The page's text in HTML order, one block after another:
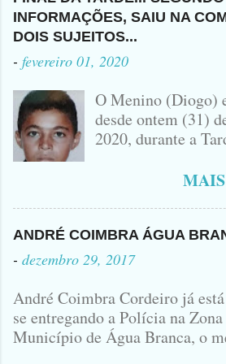
VEÍCULO
ACIDENTE EM
PERDEU A
IDOMINIS
IDOMINIS
ENVOLVIDO NO
MONTANA NA
PODEM
SEM CAMISA
CAPIBARIBE, NO
INFORMAÇÕES, SAIU NA
DOIS SUJEITOS...
- fevereiro 01, 2020
O Menino (Diogo)
desde ontem (31)
2020, durante a
Bairro Jardim
98356406 - Se
Informação, favor
Luciana, ela tá
ANDRÉ COIMBRA ÁGUA
- dezembro 29, 2017
André Coimbra Cordeiro já
se entregando a Polícia na
Município de Água Branca, o